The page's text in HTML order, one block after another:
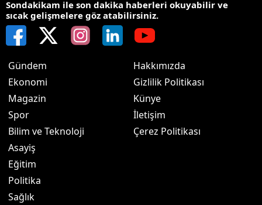
Sondakikam ile son dakika haberleri okuyabilir ve
sıcak gelişmelere göz atabilirsiniz.
Gündem
Ekonomi
Magazin
Spor
Bilim ve Teknoloji
Asayiş
Eğitim
Politika
Sağlık
Hakkımızda
Gizlilik Politikası
Künye
İletişim
Çerez Politikası